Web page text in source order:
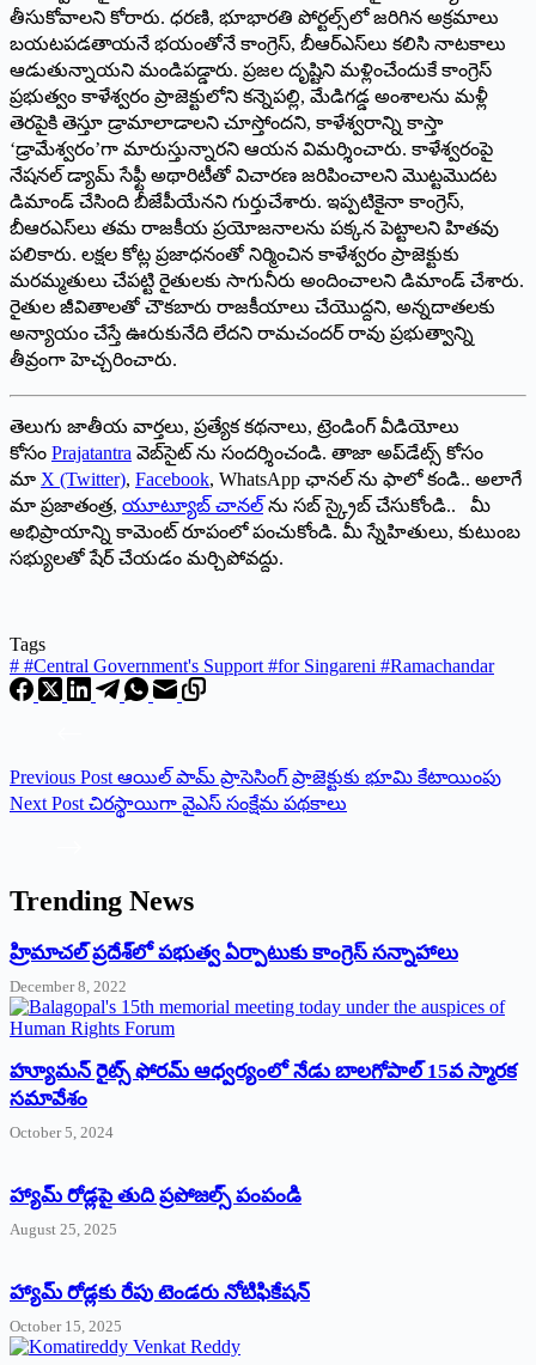
తీసుకోవాలని కోరారు. ధరణి, భూభారతి పోర్టల్స్‌లో జరిగిన అక్రమాలు
బయటపడతాయనే భయంతోనే కాంగ్రెస్, బీఆర్ఎస్‌లు కలిసి నాటకాలు
ఆడుతున్నాయని మండిపడ్డారు. ప్రజల దృష్టిని మళ్లించేందుకే కాంగ్రెస్
ప్రభుత్వం కాళేశ్వరం ప్రాజెక్టులోని కన్నెపల్లి, మేడిగడ్డ అంశాలను మళ్లీ
తెరపైకి తెస్తూ డ్రామాలాడాలని చూస్తోందని, కాళేశ్వరాన్ని కాస్తా
‘డ్రామేశ్వరం’గా మారుస్తున్నారని ఆయన విమర్శించారు. కాళేశ్వరంపై
నేషనల్ డ్యామ్ సేఫ్టీ అథారిటీతో విచారణ జరిపించాలని మొట్టమొదట
డిమాండ్ చేసింది బీజేపీయేనని గుర్తుచేశారు. ఇప్పటికైనా కాంగ్రెస్,
బీఆరఎస్‌లు తమ రాజకీయ ప్రయోజనాలను పక్కన పెట్టాలని హితవు
పలికారు. లక్షల కోట్ల ప్రజాధనంతో నిర్మించిన కాళేశ్వరం ప్రాజెక్టుకు
మరమ్మతులు చేపట్టి రైతులకు సాగునీరు అందించాలని డిమాండ్ చేశారు.
రైతుల జీవితాలతో చౌకబారు రాజకీయాలు చేయొద్దని, అన్నదాతలకు
అన్యాయం చేస్తే ఊరుకునేది లేదని రామచందర్ రావు ప్రభుత్వాన్ని
తీవ్రంగా హెచ్చరించారు.
తెలుగు జాతీయ వార్తలు, ప్రత్యేక కథనాలు, ట్రెండింగ్ వీడియోలు
కోసం Prajatantra వెబ్‌సైట్ ను సందర్శించండి. తాజా అప్‌డేట్స్ కోసం
మా X (Twitter), Facebook, WhatsApp ఛానల్ ను ఫాలో కండి.. అలాగే
మా ప్రజాతంత్ర, యూట్యూబ్ చానల్ ను సబ్ స్క్రైబ్ చేసుకోండి.. మీ
అభిప్రాయాన్ని కామెంట్ రూపంలో పంచుకోండి. మీ స్నేహితులు, కుటుంబ
సభ్యులతో షేర్ చేయడం మర్చిపోవద్దు.
Tags
# #Central Government's Support #for Singareni #Ramachandar
Previous Post ఆయిల్ పామ్ ప్రాసెసింగ్ ప్రాజెక్టుకు భూమి కేటాయింపు
Next Post చిరస్థాయిగా వైఎస్ సంక్షేమ పథకాలు
Trending News
‌హ్రిమాచల్‌ ‌ప్రదేశ్‌లో పభుత్వ ఏర్పాటుకు కాంగ్రెస్‌ ‌సన్నాహాలు
December 8, 2022
హ్యూమన్‌ రైట్స్‌ ఫోరమ్‌ ఆధ్వర్యంలో నేడు బాలగోపాల్‌ 15వ స్మారక
సమావేశం
October 5, 2024
హ్యామ్‌ రోడ్లపై తుది ప్రపోజల్స్‌ పంపండి
August 25, 2025
హ్యామ్‌ రోడ్లకు రేపు టెండరు నోటిఫికేషన్‌
October 15, 2025